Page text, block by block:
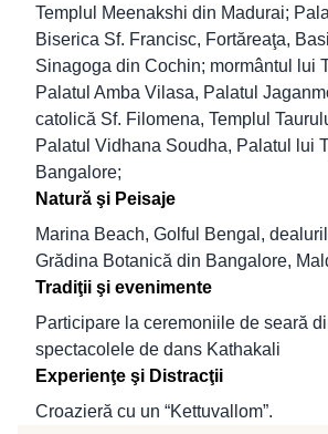
Templul Meenakshi din Madurai;
Biserica Sf. Francisc, Fortăreaţa,
Sinagoga din Cochin; mormântul lui
Palatul Amba Vilasa, Palatul
catolică Sf. Filomena, Templul
Palatul Vidhana Soudha, Palatul lui
Bangalore;
Natură şi Peisaje
Marina Beach, Golful Bengal,
Grădina Botanică din Bangalore,
Tradiţii şi evenimente
Participare la ceremoniile de seară
spectacolele de dans Kathakali
Experienţe şi Distracţii
Croazieră cu un “Kettuvallom”.